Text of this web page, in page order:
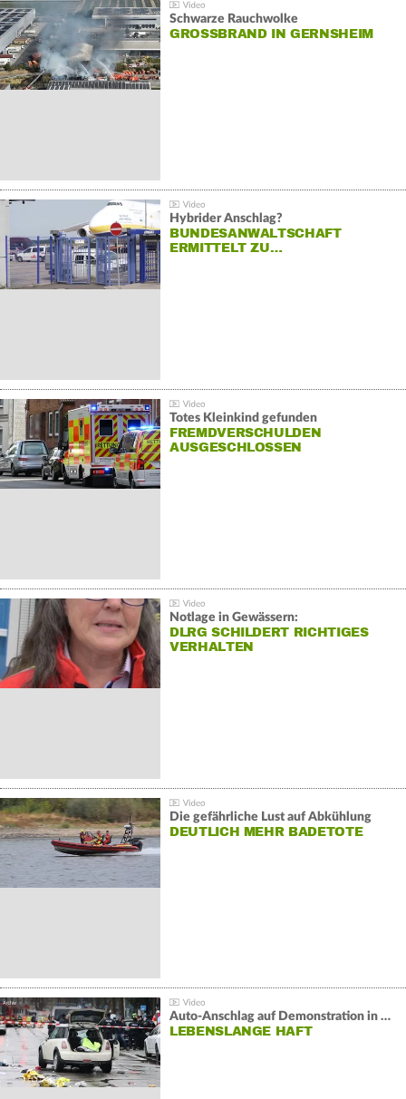
Schwarze Rauchwolke
GROSSBRAND IN GERNSHEIM
Hybrider Anschlag?
BUNDESANWALTSCHAFT
ERMITTELT ZU…
Totes Kleinkind gefunden
FREMDVERSCHULDEN
AUSGESCHLOSSEN
Notlage in Gewässern:
DLRG SCHILDERT RICHTIGES
VERHALTEN
Die gefährliche Lust auf Abkühlung
DEUTLICH MEHR BADETOTE
Auto-Anschlag auf Demonstration in München:
LEBENSLANGE HAFT